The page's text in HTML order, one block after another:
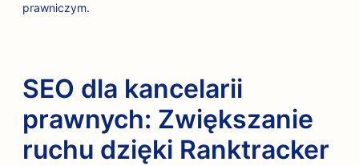
prawniczym.
SEO dla kancelarii
prawnych: Zwiększanie
ruchu dzięki Ranktracker